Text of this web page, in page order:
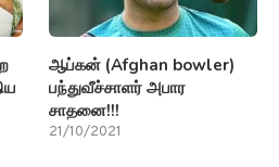
ஆப்கன் (Afghan bowler)
பந்துவீச்சாளர் அபார
சாதனை!!!
21/10/2021